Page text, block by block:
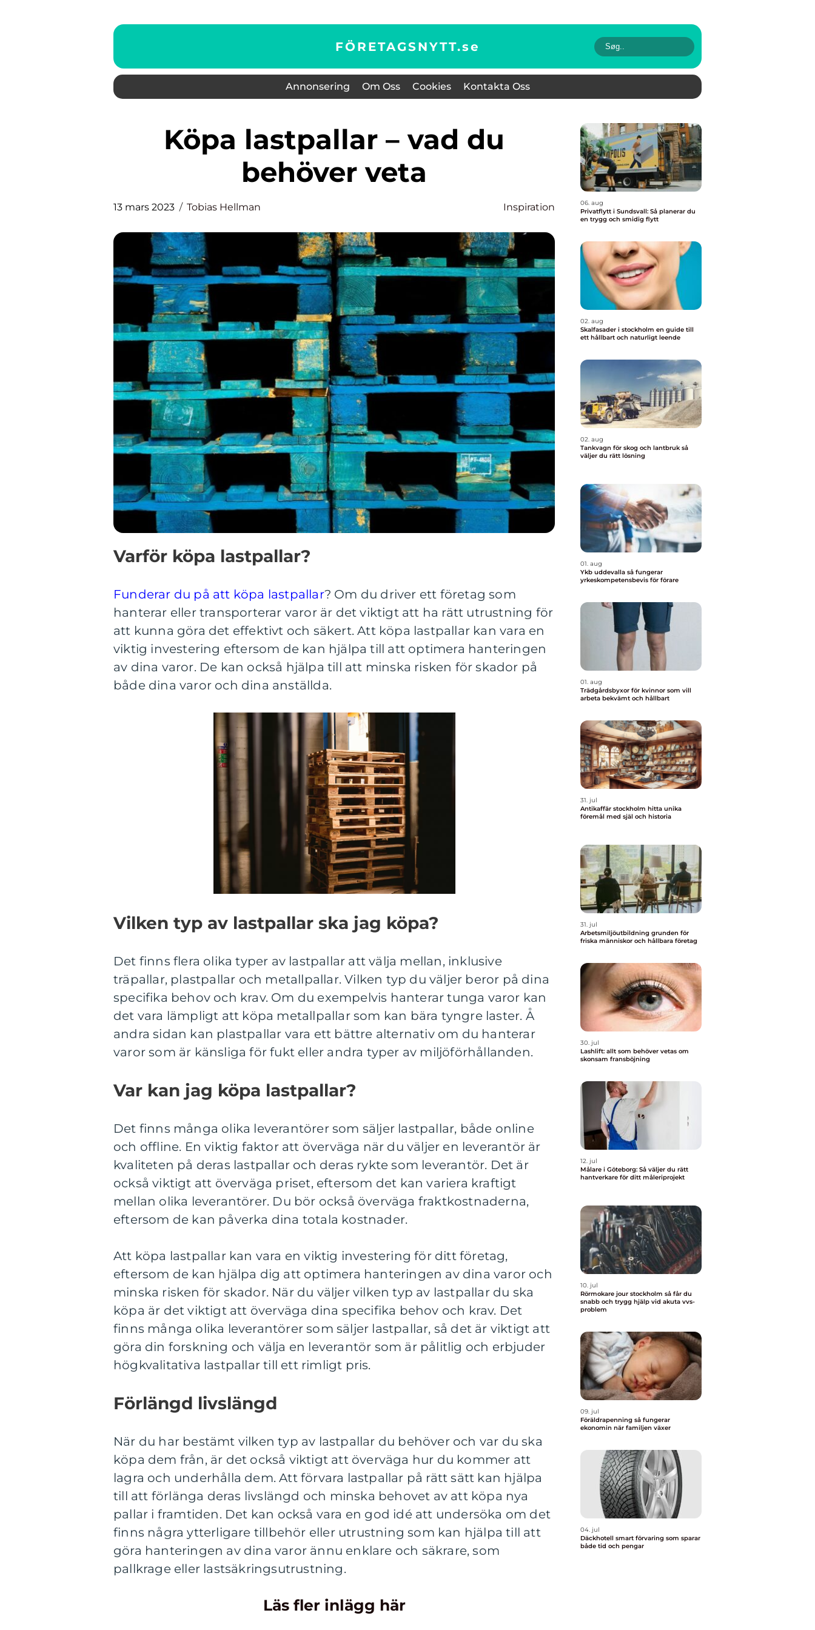
FÖRETAGSNYTT.se
Annonsering Om Oss Cookies Kontakta Oss
Köpa lastpallar – vad du
behöver veta
13 mars 2023 Tobias Hellman Inspiration
Varför köpa lastpallar?
Funderar du på att köpa lastpallar? Om du driver ett företag som
hanterar eller transporterar varor är det viktigt att ha rätt utrustning för
att kunna göra det effektivt och säkert. Att köpa lastpallar kan vara en
viktig investering eftersom de kan hjälpa till att optimera hanteringen
av dina varor. De kan också hjälpa till att minska risken för skador på
både dina varor och dina anställda.
Vilken typ av lastpallar ska jag köpa?
Det finns flera olika typer av lastpallar att välja mellan, inklusive
träpallar, plastpallar och metallpallar. Vilken typ du väljer beror på dina
specifika behov och krav. Om du exempelvis hanterar tunga varor kan
det vara lämpligt att köpa metallpallar som kan bära tyngre laster. Å
andra sidan kan plastpallar vara ett bättre alternativ om du hanterar
varor som är känsliga för fukt eller andra typer av miljöförhållanden.
Var kan jag köpa lastpallar?
Det finns många olika leverantörer som säljer lastpallar, både online
och offline. En viktig faktor att överväga när du väljer en leverantör är
kvaliteten på deras lastpallar och deras rykte som leverantör. Det är
också viktigt att överväga priset, eftersom det kan variera kraftigt
mellan olika leverantörer. Du bör också överväga fraktkostnaderna,
eftersom de kan påverka dina totala kostnader.
Att köpa lastpallar kan vara en viktig investering för ditt företag,
eftersom de kan hjälpa dig att optimera hanteringen av dina varor och
minska risken för skador. När du väljer vilken typ av lastpallar du ska
köpa är det viktigt att överväga dina specifika behov och krav. Det
finns många olika leverantörer som säljer lastpallar, så det är viktigt att
göra din forskning och välja en leverantör som är pålitlig och erbjuder
högkvalitativa lastpallar till ett rimligt pris.
Förlängd livslängd
När du har bestämt vilken typ av lastpallar du behöver och var du ska
köpa dem från, är det också viktigt att överväga hur du kommer att
lagra och underhålla dem. Att förvara lastpallar på rätt sätt kan hjälpa
till att förlänga deras livslängd och minska behovet av att köpa nya
pallar i framtiden. Det kan också vara en god idé att undersöka om det
finns några ytterligare tillbehör eller utrustning som kan hjälpa till att
göra hanteringen av dina varor ännu enklare och säkrare, som
pallkrage eller lastsäkringsutrustning.
Läs fler inlägg här
06. aug
Privatflytt i Sundsvall: Så planerar du
en trygg och smidig flytt
02. aug
Skalfasader i stockholm en guide till
ett hållbart och naturligt leende
02. aug
Tankvagn för skog och lantbruk så
väljer du rätt lösning
01. aug
Ykb uddevalla så fungerar
yrkeskompetensbevis för förare
01. aug
Trädgårdsbyxor för kvinnor som vill
arbeta bekvämt och hållbart
31. jul
Antikaffär stockholm hitta unika
föremål med själ och historia
31. jul
Arbetsmiljöutbildning grunden för
friska människor och hållbara företag
30. jul
Lashlift: allt som behöver vetas om
skonsam fransböjning
12. jul
Målare i Göteborg: Så väljer du rätt
hantverkare för ditt måleriprojekt
10. jul
Rörmokare jour stockholm så får du
snabb och trygg hjälp vid akuta vvs-
problem
09. jul
Föräldrapenning så fungerar
ekonomin när familjen växer
04. jul
Däckhotell smart förvaring som sparar
både tid och pengar